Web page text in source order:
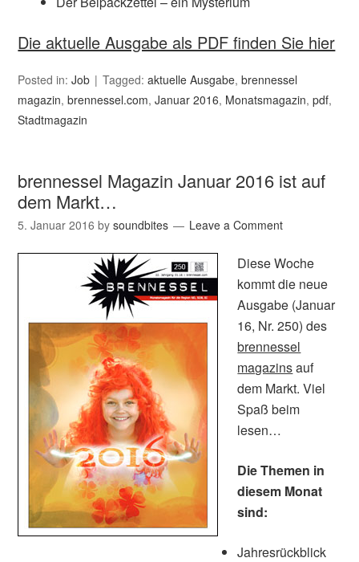
Die aktuelle Ausgabe als PDF finden Sie hier
Posted in:Job Tagged:aktuelle Ausgabe,brennessel
magazin,brennessel.com,Januar 2016, Monatsmagazin,pdf,
Stadtmagazin
brennessel Magazin Januar 2016 ist auf
dem Markt…
5. Januar 2016 bysoundbites Leave a Comment
Diese Woche
kommt die neue
Ausgabe (Januar
16, Nr. 250) des
brennessel
magazinsauf
dem Markt. Viel
Spaß beim
lesen…
Die Themen in
diesem Monat
sind:
Jahresrückblick